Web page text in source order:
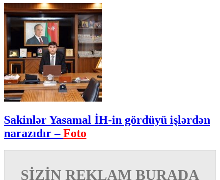
Sakinlər Yasamal İH-in gördüyü işlərdən
narazıdır –Foto
SİZİN REKLAM BURADA